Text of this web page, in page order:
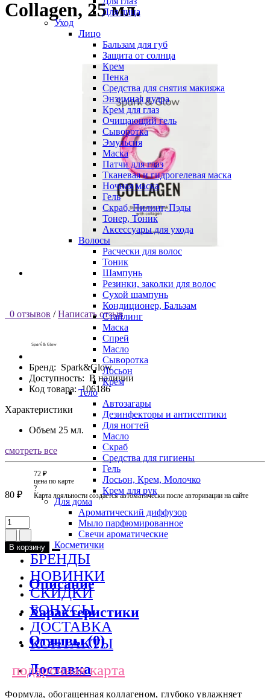
Для лица
Уход
Лицо
Бальзам для губ
Защита от солнца
Крем
Пенка
Средства для снятия макияжа
Энзимная пудра
Крем для глаз
Очищающий гель
Сыворотка
Эмульсия
Маска
Патчи для глаз
Тканевая и гидрогелевая маска
Ночная маска
Гель
Скраб, Пилинг, Пэды
Тонер, Тоник
Аксессуары для ухода
Волосы
Расчески для волос
Тоник
Шампунь
Резинки, заколки для волос
Сухой шампунь
Кондиционер, Бальзам
Стайлинг
Маска
Спрей
Масло
Сыворотка
Лосьон
Крем
Тело
Автозагары
Дезинфекторы и антисептики
Для ногтей
Масло
Скраб
Средства для гигиены
Гель
Лосьон, Крем, Молочко
Крем для рук
Для дома
Ароматический диффузор
Мыло парфюмированное
Свечи ароматические
Косметички
БРЕНДЫ
НОВИНКИ
СКИДКИ
БОНУСЫ
ДОСТАВКА
КОНТАКТЫ
подарочная карта
Collagen, 25 мл.
0 отзывов / Написать отзыв
Бренд: Spark&Glow
Доступность: В наличии
Код товара: 106186
Характеристики
Объем 25 мл.
смотреть все
80 ₽
72 ₽
цена по карте
?
Карта лояльности создается автоматически после авторизации на сайте
В корзину
Описание
Характеристики
Отзывы (0)
Доставка
Формула, обогащенная коллагеном, глубоко увлажняет